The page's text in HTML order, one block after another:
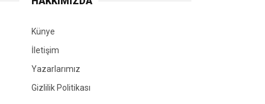
Künye
İletişim
Yazarlarımız
Gizlilik Politikası